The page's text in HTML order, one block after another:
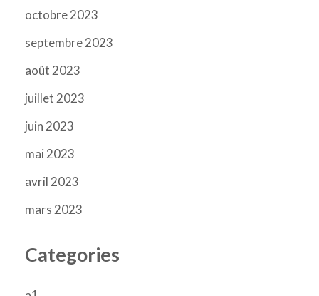
octobre 2023
septembre 2023
août 2023
juillet 2023
juin 2023
mai 2023
avril 2023
mars 2023
Categories